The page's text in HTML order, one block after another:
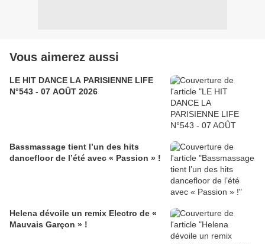
Vous aimerez aussi
LE HIT DANCE LA PARISIENNE LIFE
N°543 - 07 AOÛT 2026
Bassmassage tient l’un des hits
dancefloor de l’été avec « Passion » !
Helena dévoile un remix Electro de «
Mauvais Garçon » !